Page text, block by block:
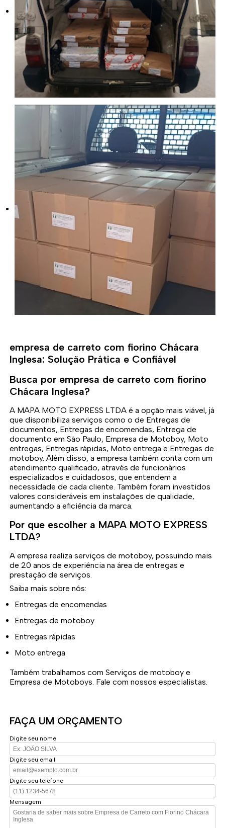
empresa de carreto com fiorino Chácara
Inglesa: Solução Prática e Confiável
Busca por empresa de carreto com fiorino
Chácara Inglesa?
A MAPA MOTO EXPRESS LTDA é a opção mais viável, já
que disponibiliza serviços como o de Entregas de
documentos, Entregas de encomendas, Entrega de
documento em São Paulo, Empresa de Motoboy, Moto
entregas, Entregas rápidas, Moto entrega e Entregas de
motoboy. Além disso, a empresa também conta com um
atendimento qualificado, através de funcionários
especializados e cuidadosos, que entendem a
necessidade de cada cliente. Também foram investidos
valores consideráveis em instalações de qualidade,
aumentando a eficiência da marca.
Por que escolher a MAPA MOTO EXPRESS
LTDA?
A empresa realiza serviços de motoboy, possuindo mais
de 20 anos de experiência na área de entregas e
prestação de serviços.
Saiba mais sobre nós:
Entregas de encomendas
Entregas de motoboy
Entregas rápidas
Moto entrega
Também trabalhamos com Serviços de motoboy e
Empresa de Motoboys. Fale com nossos especialistas.
FAÇA UM ORÇAMENTO
Digite seu nome
Digite seu email
Digite seu telefone
Mensagem